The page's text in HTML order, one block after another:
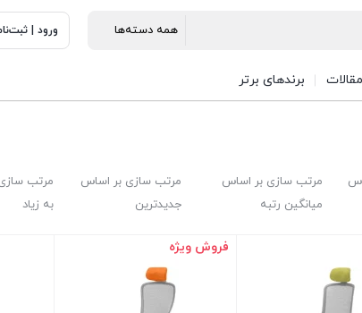
ورود |
مقالات برندهای برتر
مرتب سازی بر اساس
میانگین رتبه
مرتب سازی بر اساس
جدیدترین
مرتب
به زیاد
فروش ویژه